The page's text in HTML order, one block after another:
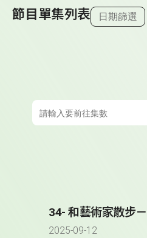
節目單集列表 日期篩選
34- 和藝術家散步
2025-09-12